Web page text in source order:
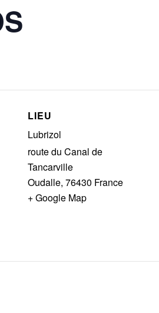
LIEU
Lubrizol
route du Canal de
Tancarville
Oudalle, 76430 France
+ Google Map